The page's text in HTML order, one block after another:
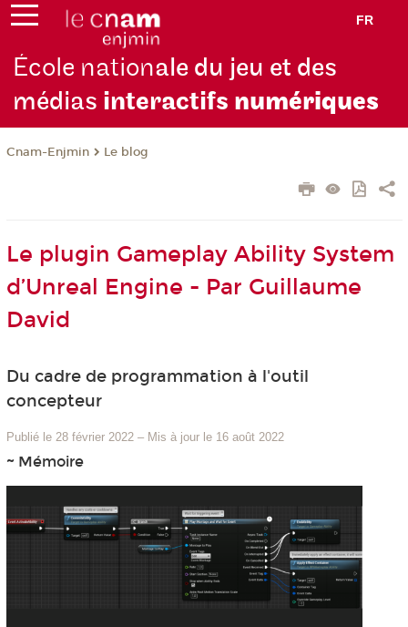
FR
École nationale du jeu et des
médias interactifs numériques
Cnam-Enjmin Le blog
Le plugin Gameplay Ability System
d’Unreal Engine - Par Guillaume
David
Du cadre de programmation à l'outil
concepteur
Publié le 28 février 2022 – Mis à jour le 16 août 2022
~ Mémoire